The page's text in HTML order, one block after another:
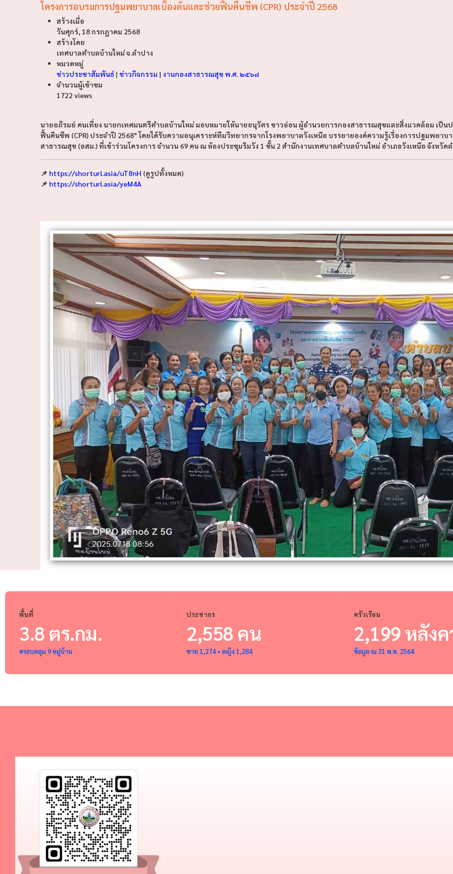
โครงการอบรมการปฐมพยาบาลเบื้องต้นและช่วยฟื้นคืนชีพ (CPR) ประจำปี 2568
สร้างเมื่อ
วันศุกร์, 18 กรกฎาคม 2568
สร้างโดย
เทศบาลตำบลบ้านใหม่ จ.ลำปาง
หมวดหมู่
ข่าวประชาสัมพันธ์ | ข่าวกิจกรรม | งานกองสาธารณสุข พ.ศ. ๒๕๖๘
จำนวนผู้เข้าชม
1722 views
นายอภิรมย์ คนเที่ยง นายกเทศมนตรีตำบลบ้านใหม่ มอบหมายให้นายอนุวัตร ขาวอ่อน ผู้อำนวยการกองสาธารณสุขและสิ่งแวดล้อม เป็
ฟื้นคืนชีพ (CPR) ประจำปี 2568" โดยได้รับความอนุเคราะห์ทีมวิทยากรจากโรงพยาบาลวังเหนือ บรรยายองค์ความรู้เรื่องการปฐมพยา
สาธารณสุข (อสม.) ที่เข้าร่วมโครงการ จำนวน 69 คน ณ ห้องประชุมริมวัง 1 ชั้น 2 สำนักงานเทศบาลตำบลบ้านใหม่ อำเภอวังเหนือ จังหวัด
📌 https://shorturl.asia/uT8nH (ดูรูปทั้งหมด)
📌 https://shorturl.asia/yeM4A
พื้นที่
3.8 ตร.กม.
ครอบคลุม 9 หมู่บ้าน
ประชากร
2,558 คน
ชาย 1,274 • หญิง 1,284
ครัวเรือน
2,199 หลังค
ข้อมูล ณ 31 พ.ค. 2564